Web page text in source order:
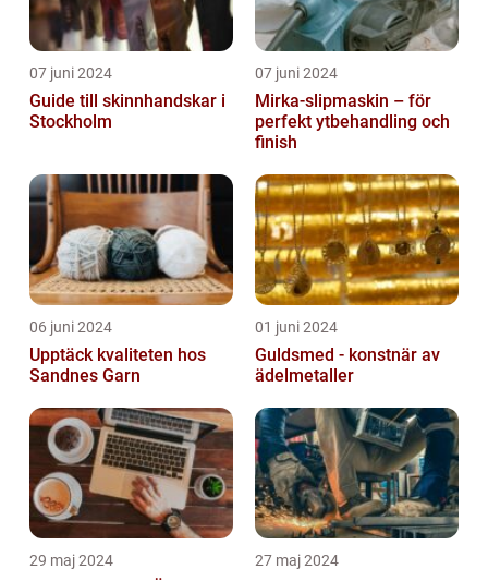
07 juni 2024
Guide till skinnhandskar i
Stockholm
07 juni 2024
Mirka-slipmaskin – för
perfekt ytbehandling och
finish
06 juni 2024
Upptäck kvaliteten hos
Sandnes Garn
01 juni 2024
Guldsmed - konstnär av
ädelmetaller
29 maj 2024 27 maj 2024